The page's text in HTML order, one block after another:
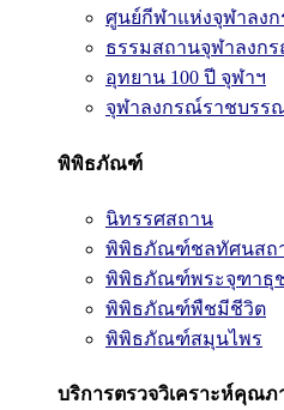
ศูนย์กีฬาแห่งจุฬาลง
ธรรมสถานจุฬาลงก
อุทยาน 100 ปี จุฬาฯ
จุฬาลงกรณ์ราชบรร
พิพิธภัณฑ์
นิทรรศสถาน
พิพิธภัณฑ์ชลทัศนสถ
พิพิธภัณฑ์พระจุฑาธุ
พิพิธภัณฑ์พืชมีชีวิต
พิพิธภัณฑ์สมุนไพร
บริการตรวจวิเคราะห์คุณภ